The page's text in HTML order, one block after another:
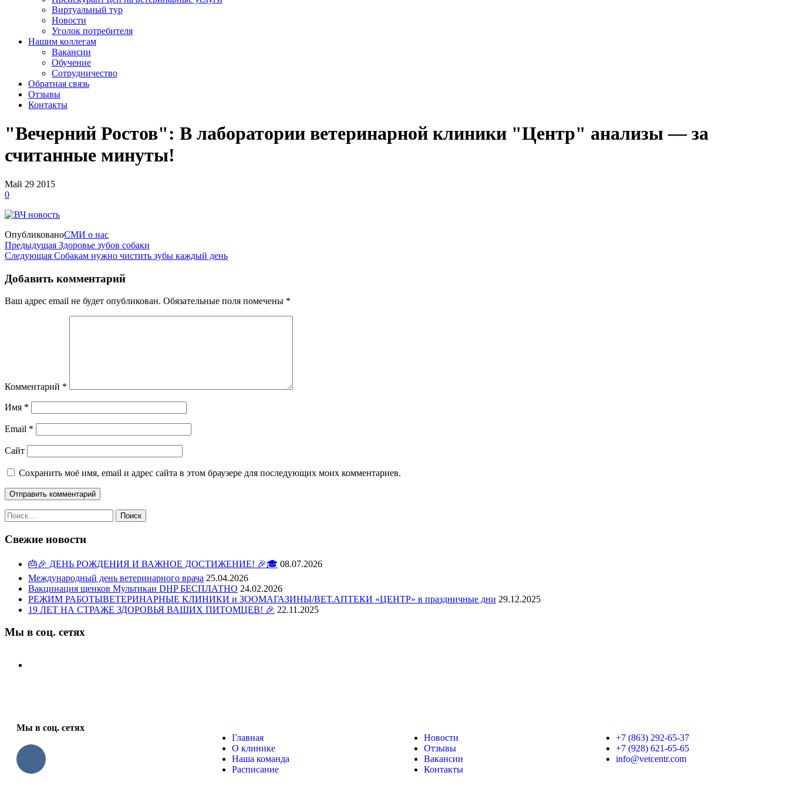
Виртуальный тур
Новости
Уголок потребителя
Нашим коллегам
Вакансии
Обучение
Сотрудничество
Обратная связь
Отзывы
Контакты
"Вечерний Ростов": В лаборатории ветеринарной клиники "Центр" анализы — за
считанные минуты!
Май 29 2015
0
ОпубликованоСМИ о нас
Предыдущая Здоровье зубов собаки
Следующая Собакам нужно чистить зубы каждый день
Добавить комментарий
Ваш адрес email не будет опубликован. Обязательные поля помечены *
Комментарий *
Имя *
Email *
Сайт
Сохранить моё имя, email и адрес сайта в этом браузере для последующих моих комментариев.
Свежие новости
🎂🎉 ДЕНЬ РОЖДЕНИЯ И ВАЖНОЕ ДОСТИЖЕНИЕ! 🎉🎓 08.07.2026
Международный день ветеринарного врача 25.04.2026
Вакцинация щенков Мультикан DHP БЕСПЛАТНО 24.02.2026
РЕЖИМ РАБОТЫВЕТЕРИНАРНЫЕ КЛИНИКИ и ЗООМАГАЗИНЫ/ВЕТ.АПТЕКИ «ЦЕНТР» в праздничные дни 29.12.2025
19 ЛЕТ НА СТРАЖЕ ЗДОРОВЬЯ ВАШИХ ПИТОМЦЕВ! 🎉 22.11.2025
Мы в соц. сетях
Мы в соц. сетях
Главная
О клинике
Наша команда
Расписание
Новости
Отзывы
Вакансии
Контакты
+7 (863) 292-65-37
+7 (928) 621-65-65
info@vetcentr.com